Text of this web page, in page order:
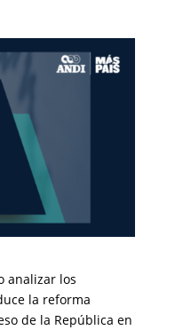
analizar los
la reforma
de la República en